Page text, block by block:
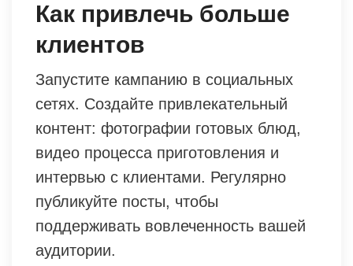
Как привлечь больше
клиентов
Запустите кампанию в социальных
сетях. Создайте привлекательный
контент: фотографии готовых блюд,
видео процесса приготовления и
интервью с клиентами. Регулярно
публикуйте посты, чтобы
поддерживать вовлеченность вашей
аудитории.